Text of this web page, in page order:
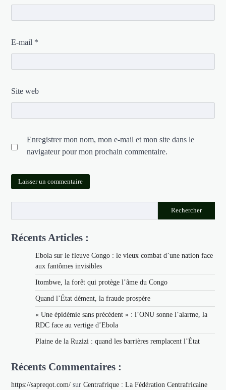
E-mail *
Site web
Enregistrer mon nom, mon e-mail et mon site dans le
navigateur pour mon prochain commentaire.
Rechercher
Récents Articles :
Ebola sur le fleuve Congo : le vieux combat d’une nation face
aux fantômes invisibles
Itombwe, la forêt qui protège l’âme du Congo
Quand l’État dément, la fraude prospère
« Une épidémie sans précédent » : l’ONU sonne l’alarme, la
RDC face au vertige d’Ebola
Plaine de la Ruzizi : quand les barrières remplacent l’État
Récents Commentaires :
https://sapreqot.com/ surCentrafrique : La Fédération Centrafricaine